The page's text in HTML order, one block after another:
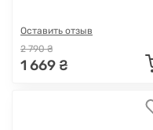
Оставить отзыв
2 790 ₴
1 669 ₴